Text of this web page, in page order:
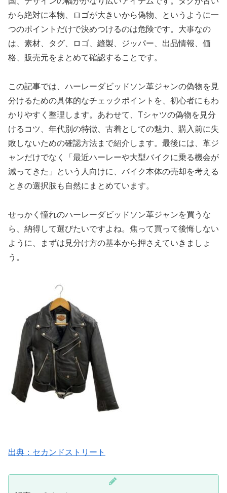
から絶対に本物、ロゴが大きいから偽物、というように一
つのポイントだけで決めつけるのは危険です。大事なの
は、素材、タグ、ロゴ、縫製、ジッパー、出品情報、価
格、販売元をまとめて確認することです。
この記事では、ハーレーダビッドソン革ジャンの偽物を見
分けるための具体的なチェックポイントを、初心者にもわ
かりやすく整理します。あわせて、Tシャツの偽物を見分
けるコツ、年代別の特徴、古着としての魅力、購入前に失
敗しないための確認方法まで紹介します。最後には、革ジ
ャンだけでなく「最近ハーレーや大型バイクに乗る機会が
減ってきた」という人向けに、バイク本体の売却を考える
ときの選択肢も自然にまとめています。
せっかく憧れのハーレーダビッドソン革ジャンを買うな
ら、納得して選びたいですよね。焦って買って後悔しない
ように、まずは見分け方の基本から押さえていきましょ
う。
出典：セカンドストリート